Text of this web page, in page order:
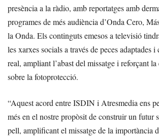
presència a la ràdio, amb reportatges amb
programes de més audiència d’Onda Cero,
la Onda. Els continguts emesos a televisió
les xarxes socials a través de peces adaptades
real, ampliant l’abast del missatge i reforçant
sobre la fotoprotecció.
“Aquest acord entre ISDIN i Atresmedia ens
més en el nostre propòsit de construir un futur
pell, amplificant el missatge de la importància